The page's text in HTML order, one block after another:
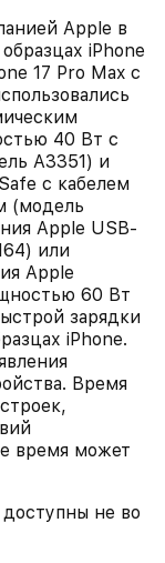
Apple в
iPhone
17 Pro Max с
40 Вт с
A3351) и
с кабелем
(модель
Apple USB-
или
Apple
60 Вт
зарядки
iPhone.
Время
время может
не во